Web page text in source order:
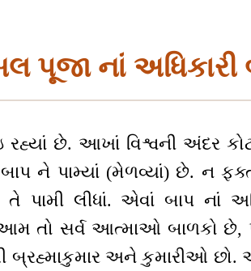
પૂજા નાં
રહ્યાં છે. આખાં વિશ્વની અંદર
ને પામ્યાં (મેળવ્યાં) છે. ન
પામી લીધાં. એવાં બાપ નાં
આમ તો સર્વ આત્માઓ બાળકો
બ્રહ્માકુમાર અને કુમારીઓ છો.